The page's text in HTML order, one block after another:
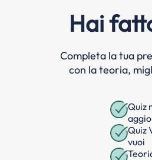
Hai
Completa la tua
con la teoria,
Quiz
Quiz
vuoi